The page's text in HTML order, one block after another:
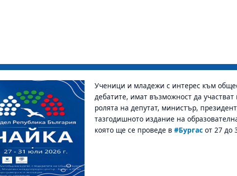
Ученици и младежи с интерес към
дебатите, имат възможност да
ролята на депутат, министър,
тазгодишното издание на
която ще се проведе в#Бургас от 27 до